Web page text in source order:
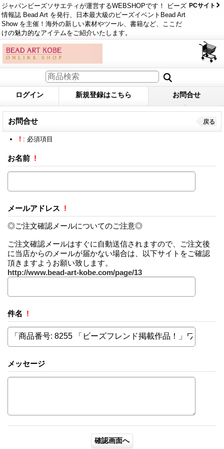
ジャパンビーズソサエティが運営するWEBSHOPです！ ビーズ
情報誌 Bead Art を発行、日本最大級のビーズイベントBead Art
Show を主催！海外の新しい素材やツール、書籍など、ここだ
けの魅力的なアイテムをご紹介いたします。
PCサイト
ログイン 新規登録はこちら お問合せ
お問合せ 戻る
! : 必須項目
お名前 !
メールアドレス !
◎ご注文確認メールについてのご注意◎
ご注文確認メールはすぐに自動送信されますので、ご注文後
に当店からのメールが届かない場合は、以下サイトをご確認
頂きますようお願い致します。
http://www.bead-art-kobe.com/page/13
件名 !
メッセージ